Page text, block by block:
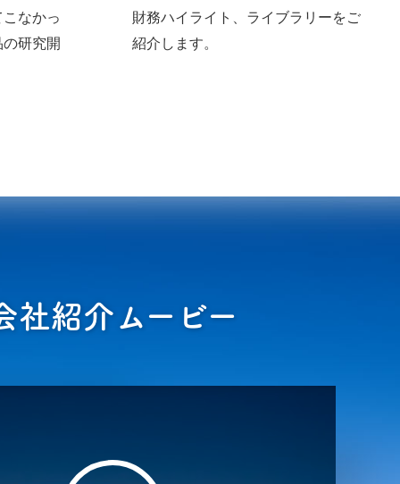
なかっ
研究開
財務ハイライト、ライブラリーをご
紹介します。
社紹介ムービー